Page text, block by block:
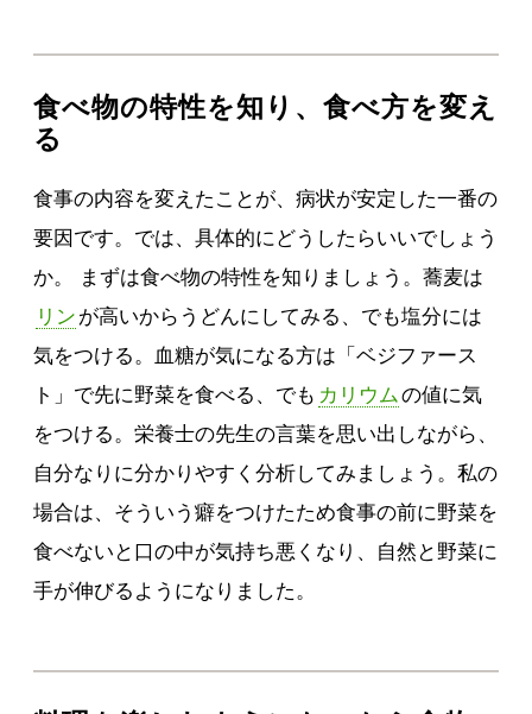
食べ物の特性を知り、食べ方を変え
る
食事の内容を変えたことが、病状が安定した一番の
要因です。では、具体的にどうしたらいいでしょう
か。 まずは食べ物の特性を知りましょう。蕎麦は
リン が高いからうどんにしてみる、でも塩分には
気をつける。血糖が気になる方は「ベジファース
ト」で先に野菜を食べる、でも カリウムの値に気
をつける。栄養士の先生の言葉を思い出しながら、
自分なりに分かりやすく分析してみましょう。私の
場合は、そういう癖をつけたため食事の前に野菜を
食べないと口の中が気持ち悪くなり、自然と野菜に
手が伸びるようになりました。